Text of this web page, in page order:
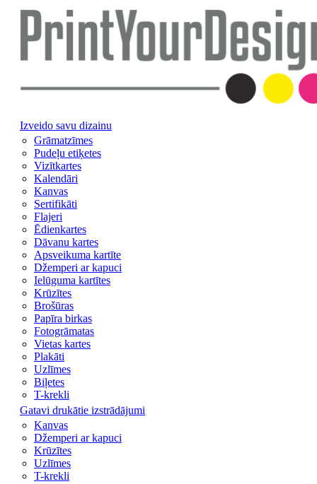
Izveido savu dizainu
Grāmatzīmes
Pudeļu etiķetes
Vizītkartes
Kalendāri
Kanvas
Sertifikāti
Flajeri
Ēdienkartes
Dāvanu kartes
Apsveikuma kartīte
Džemperi ar kapuci
Ielūguma kartītes
Krūzītes
Brošūras
Papīra birkas
Fotogrāmatas
Vietas kartes
Plakāti
Uzlīmes
Biļetes
T-krekli
Gatavi drukātie izstrādājumi
Kanvas
Džemperi ar kapuci
Krūzītes
Uzlīmes
T-krekli